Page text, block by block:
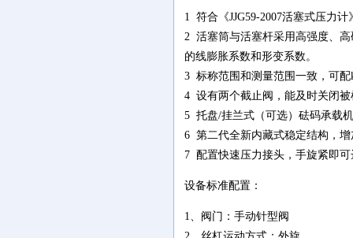
1 符合《JJG59-2007活塞式压力
2 活塞筒与活塞杆采用高强度、
的线膨胀系数和形变系数。
3 标称范围和测量范围一致，可配
4 设有两个截止阀，能及时关闭
5 托盘/挂兰式（可选）砝码承载
6 第二代全新内藏式稳定结构，
7 配置快速压力接头，手旋紧即可
设备标准配置：
1、阀门：手动针型阀